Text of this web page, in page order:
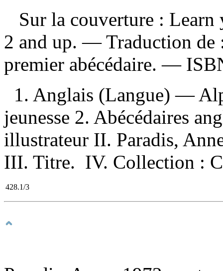
Sur la couverture :
2 and up. —Traduction
premier abécédaire. —
1. Anglais (Langue) —
jeunesse 2. Abécédaires
illustrateur II. Paradis,
III. Titre. IV. Collection :
428.1/3